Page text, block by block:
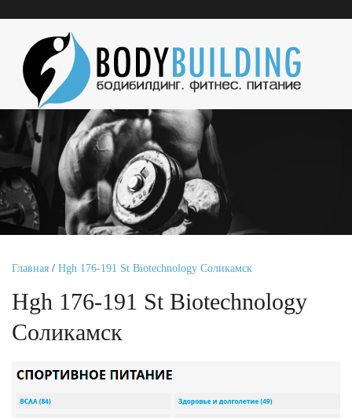
Главная / Hgh 176-191 St Biotechnology Соликамск
Hgh 176-191 St Biotechnology
Соликамск